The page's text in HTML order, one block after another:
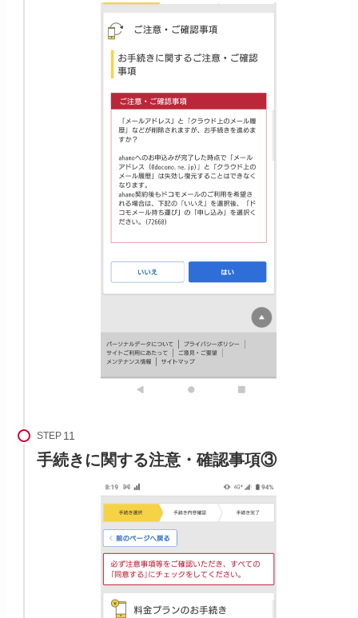
STEP
手続きに関する注意・確認事項③